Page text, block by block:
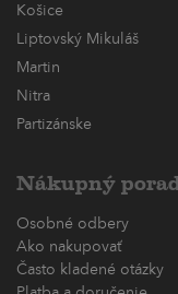
Košice
Liptovský Mikuláš
Martin
Nitra
Partizánske
Nákupný
Osobné odbery
Ako nakupovať
Často kladené otázky